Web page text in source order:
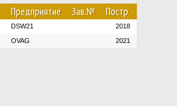
Предприятие Зав.№ Постр.
DSW21 2018
OVAG 2021